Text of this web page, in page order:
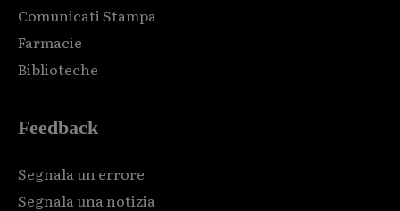
Comunicati Stampa
Farmacie
Biblioteche
Feedback
Segnala un errore
Segnala una notizia